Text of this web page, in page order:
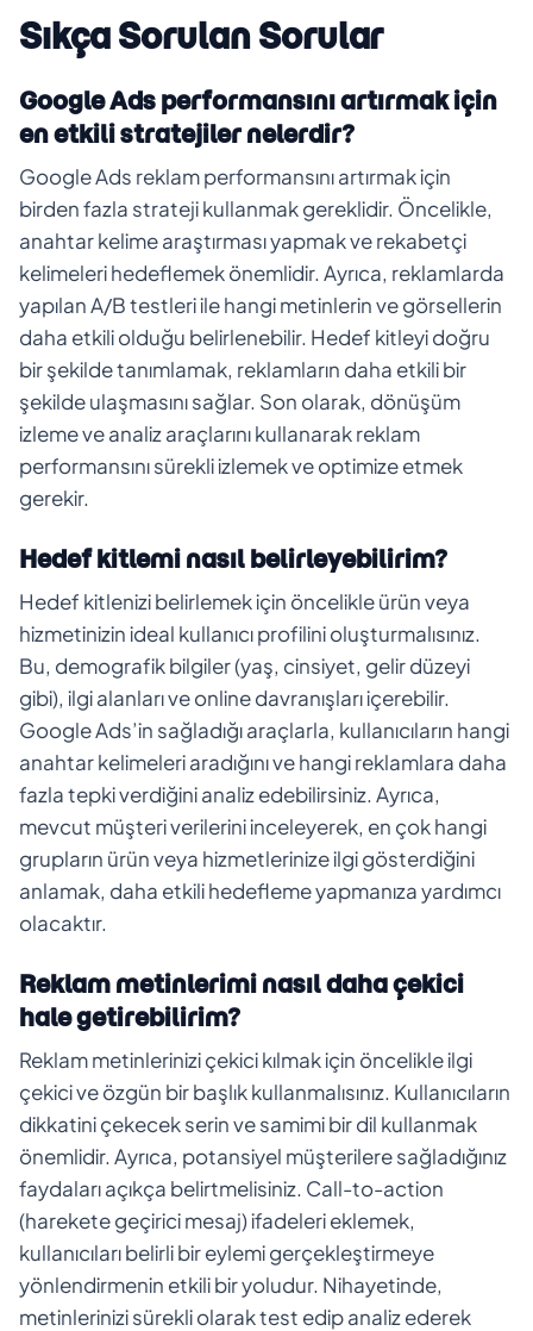
Sıkça Sorulan Sorular
Google Ads performansını artırmak için
en etkili stratejiler nelerdir?
Google Ads reklam performansını artırmak için
birden fazla strateji kullanmak gereklidir. Öncelikle,
anahtar kelime araştırması yapmak ve rekabetçi
kelimeleri hedeflemek önemlidir. Ayrıca, reklamlarda
yapılan A/B testleri ile hangi metinlerin ve görsellerin
daha etkili olduğu belirlenebilir. Hedef kitleyi doğru
bir şekilde tanımlamak, reklamların daha etkili bir
şekilde ulaşmasını sağlar. Son olarak, dönüşüm
izleme ve analiz araçlarını kullanarak reklam
performansını sürekli izlemek ve optimize etmek
gerekir.
Hedef kitlemi nasıl belirleyebilirim?
Hedef kitlenizi belirlemek için öncelikle ürün veya
hizmetinizin ideal kullanıcı profilini oluşturmalısınız.
Bu, demografik bilgiler (yaş, cinsiyet, gelir düzeyi
gibi), ilgi alanları ve online davranışları içerebilir.
Google Ads’in sağladığı araçlarla, kullanıcıların hangi
anahtar kelimeleri aradığını ve hangi reklamlara daha
fazla tepki verdiğini analiz edebilirsiniz. Ayrıca,
mevcut müşteri verilerini inceleyerek, en çok hangi
grupların ürün veya hizmetlerinize ilgi gösterdiğini
anlamak, daha etkili hedefleme yapmanıza yardımcı
olacaktır.
Reklam metinlerimi nasıl daha çekici
hale getirebilirim?
Reklam metinlerinizi çekici kılmak için öncelikle ilgi
çekici ve özgün bir başlık kullanmalısınız. Kullanıcıların
dikkatini çekecek serin ve samimi bir dil kullanmak
önemlidir. Ayrıca, potansiyel müşterilere sağladığınız
faydaları açıkça belirtmelisiniz. Call-to-action
(harekete geçirici mesaj) ifadeleri eklemek,
kullanıcıları belirli bir eylemi gerçekleştirmeye
yönlendirmenin etkili bir yoludur. Nihayetinde,
metinlerinizi sürekli olarak test edip analiz ederek